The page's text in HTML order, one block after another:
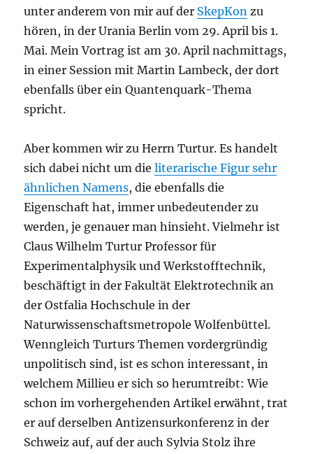
unter anderem von mir auf der SkepKon zu
hören, in der Urania Berlin vom 29. April bis 1.
Mai. Mein Vortrag ist am 30. April nachmittags,
in einer Session mit Martin Lambeck, der dort
ebenfalls über ein Quantenquark-Thema
spricht.
Aber kommen wir zu Herrn Turtur. Es handelt
sich dabei nicht um dieliterarische Figur sehr
ähnlichen Namens, die ebenfalls die
Eigenschaft hat, immer unbedeutender zu
werden, je genauer man hinsieht. Vielmehr ist
Claus Wilhelm Turtur Professor für
Experimentalphysik und Werkstofftechnik,
beschäftigt in der Fakultät Elektrotechnik an
der Ostfalia Hochschule in der
Naturwissenschaftsmetropole Wolfenbüttel.
Wenngleich Turturs Themen vordergründig
unpolitisch sind, ist es schon interessant, in
welchem Millieu er sich so herumtreibt: Wie
schon im vorhergehenden Artikel erwähnt, trat
er auf derselben Antizensurkonferenz in der
Schweiz auf, auf der auch Sylvia Stolz ihre